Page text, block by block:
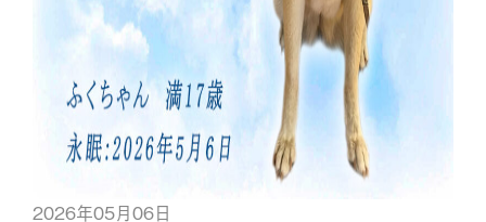
2026年05月06日